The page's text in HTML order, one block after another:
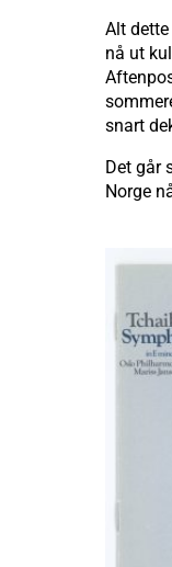
Alt
nå ut
snart
Det går
Norge